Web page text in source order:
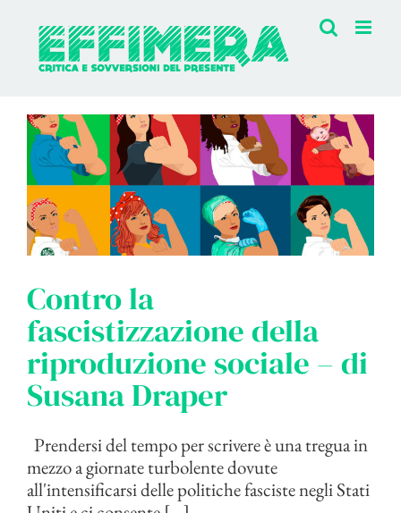
contenuto
Contro la
fascistizzazione della
riproduzione sociale – di
Susana Draper
Prendersi del tempo per scrivere è una tregua in
mezzo a giornate turbolente dovute
all'intensificarsi delle politiche fasciste negli Stati